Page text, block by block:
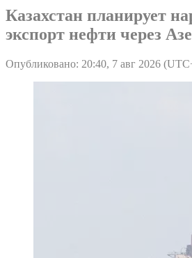
Казахстан планирует
экспорт нефти через
Опубликовано: 20:40, 7 авг 2026